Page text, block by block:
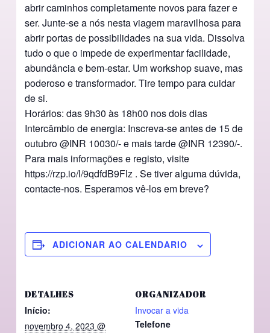
abrir caminhos completamente novos para fazer e
ser. Junte-se a nós nesta viagem maravilhosa para
abrir portas de possibilidades na sua vida. Dissolva
tudo o que o impede de experimentar facilidade,
abundância e bem-estar. Um workshop suave, mas
poderoso e transformador. Tire tempo para cuidar
de si.
Horários: das 9h30 às 18h00 nos dois dias
Intercâmbio de energia: Inscreva-se antes de 15 de
outubro @INR 10030/- e mais tarde @INR 12390/-.
Para mais informações e registo, visite
https://rzp.io/l/9qdfdB9Flz . Se tiver alguma dúvida,
contacte-nos. Esperamos vê-los em breve?
ADICIONAR AO CALENDARIO
DETALHES
Início:
novembro 4, 2023 @
ORGANIZADOR
Invocar a vida
Telefone